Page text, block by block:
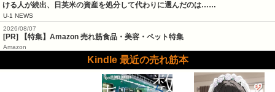
ける人が続出、日英米の資産を処分して代わりに選んだのは……
U-1 NEWS
2026/08/07
[PR] 【特集】Amazon 売れ筋食品・美容・ペット特集
Amazon
Kindle 最近の売れ筋本